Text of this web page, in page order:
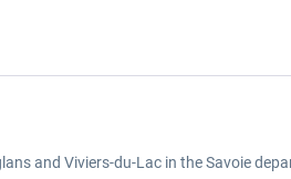
and Viviers-du-Lac in the Savoie